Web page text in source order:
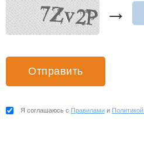
→
Я соглашаюсь с Правилами и